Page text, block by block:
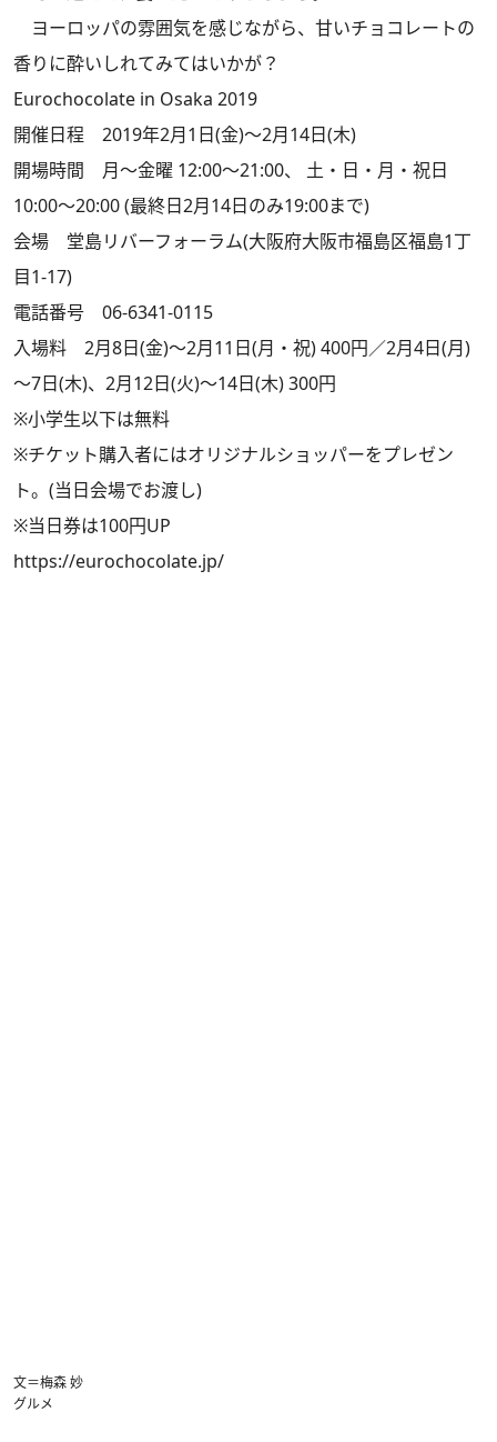
ヨーロッパの雰囲気を感じながら、甘いチョコレートの
香りに酔いしれてみてはいかが？
Eurochocolate in Osaka 2019
開催日程 2019年2月1日(金)～2月14日(木)
開場時間 月～金曜 12:00～21:00、 土・日・月・祝日
10:00～20:00 (最終日2月14日のみ19:00まで)
会場 堂島リバーフォーラム(大阪府大阪市福島区福島1丁
目1-17)
電話番号 06-6341-0115
入場料 2月8日(金)～2月11日(月・祝) 400円／2月4日(月)
～7日(木)、2月12日(火)～14日(木) 300円
※小学生以下は無料
※チケット購入者にはオリジナルショッパーをプレゼン
ト。(当日会場でお渡し)
※当日券は100円UP
https://eurochocolate.jp/
文＝梅森 妙
グルメ